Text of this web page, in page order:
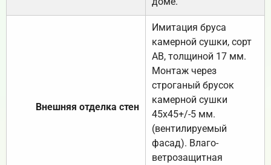
Внешняя отделка стен
Имитация бруса
камерной сушки, сорт
АВ, толщиной 17 мм.
Монтаж через
строганый брусок
камерной сушки
45х45+/-5 мм.
(вентилируемый
фасад). Влаго-
ветрозащитная